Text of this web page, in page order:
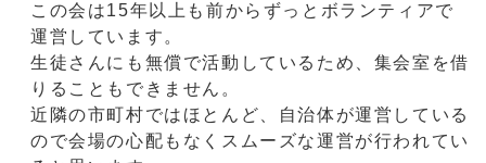
この会は15年以上も前からずっとボランティアで
運営しています。
生徒さんにも無償で活動しているため、集会室を借
りることもできません。
近隣の市町村ではほとんど、自治体が運営している
ので会場の心配もなくスムーズな運営が行われてい